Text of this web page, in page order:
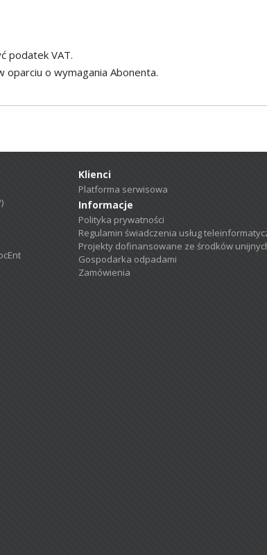
podatek VAT.
oparciu o wymagania Abonenta.
Klienci
Platforma serwisowa
Informacje
Polityka prywatności
Regulamin świadczenia usług
Projekty dofinansowane ze środków
Gospodarka odpadami
Zamówienia